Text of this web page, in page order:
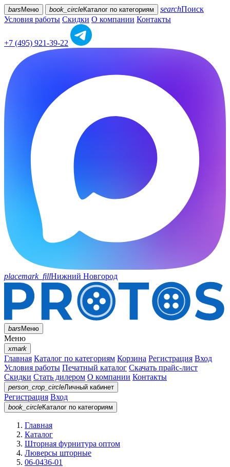
bars Меню book_circleКаталог по категориям searchПоиск
Условия работы Скидки О компании Контакты
+7 (495) 921-39-22
placemark_fillНижний Новгород
barsМеню
Меню
xmark
Главная Каталог по категориям Корзина Регистрация Вход
Условия работы Печатный каталог Скачать прайс-лист
Скидки Стать дилером О компании Контакты
person_crop_circleЛичный кабинет
Регистрация Вход
book_circleКаталог по категориям
Главная
Каталог
Шторная фурнитура оптом
Люверсы шторные
06-0436-01